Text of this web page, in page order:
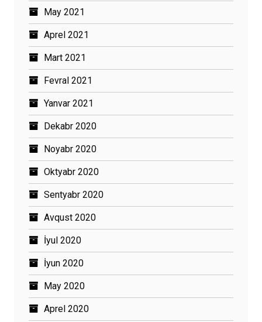
May 2021
Aprel 2021
Mart 2021
Fevral 2021
Yanvar 2021
Dekabr 2020
Noyabr 2020
Oktyabr 2020
Sentyabr 2020
Avqust 2020
İyul 2020
İyun 2020
May 2020
Aprel 2020